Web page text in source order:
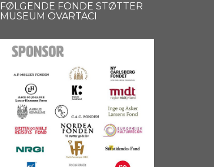
FØLGENDE FONDE STØTTER
MUSEUM OVARTACI